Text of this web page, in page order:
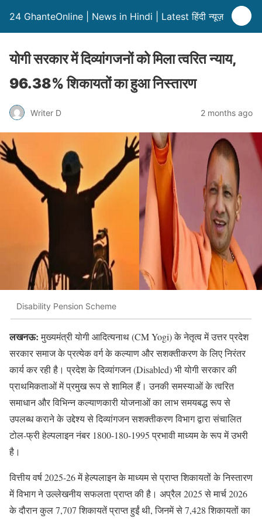
24 GhanteOnline | News in Hindi | Latest हिंदी न्यूज़
योगी सरकार में दिव्यांगजनों को मिला त्वरित न्याय,
96.38% शिकायतों का हुआ निस्तारण
Writer D 2 months ago
Disability Pension Scheme
लखनऊ:मुख्यमंत्री योगी आदित्यनाथ (CM Yogi) के नेतृत्व में उत्तर प्रदेश
सरकार समाज के प्रत्येक वर्ग के कल्याण और सशक्तीकरण के लिए निरंतर
कार्य कर रही है। प्रदेश के दिव्यांगजन (Disabled) भी योगी सरकार की
प्राथमिकताओं में प्रमुख रूप से शामिल हैं। उनकी समस्याओं के त्वरित
समाधान और विभिन्न कल्याणकारी योजनाओं का लाभ समयबद्ध रूप से
उपलब्ध कराने के उद्देश्य से दिव्यांगजन सशक्तीकरण विभाग द्वारा संचालित
टोल-फ्री हेल्पलाइन नंबर 1800-180-1995 प्रभावी माध्यम के रूप में उभरी
है।
वित्तीय वर्ष 2025-26 में हेल्पलाइन के माध्यम से प्राप्त शिकायतों के निस्तारण
में विभाग ने उल्लेखनीय सफलता प्राप्त की है। अप्रैल 2025 से मार्च 2026
के दौरान कुल 7,707 शिकायतें प्राप्त हुईं थी, जिनमें से 7,428 शिकायतों का